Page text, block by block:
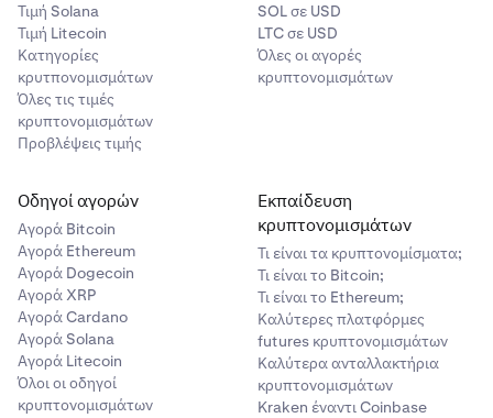
Τιμή Solana
Τιμή Litecoin
Κατηγορίες
κρυτπονομισμάτων
Όλες τις τιμές
κρυπτονομισμάτων
Προβλέψεις τιμής
SOL σε USD
LTC σε USD
Όλες οι αγορές
κρυπτονομισμάτων
Οδηγοί αγορών
Αγορά Bitcoin
Αγορά Ethereum
Αγορά Dogecoin
Αγορά XRP
Αγορά Cardano
Αγορά Solana
Αγορά Litecoin
Όλοι οι οδηγοί
κρυπτονομισμάτων
Εκπαίδευση
κρυπτονομισμάτων
Τι είναι τα κρυπτονομίσματα;
Τι είναι το Bitcoin;
Τι είναι το Ethereum;
Καλύτερες πλατφόρμες
futures κρυπτονομισμάτων
Καλύτερα ανταλλακτήρια
κρυπτονομισμάτων
Kraken έναντι Coinbase